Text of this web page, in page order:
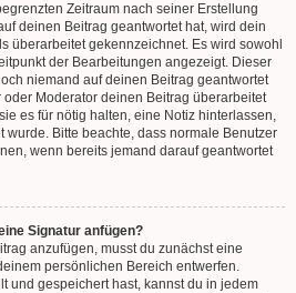
Zeitraum nach seiner Erstellung
deinen Beitrag geantwortet hat, wird dein
überarbeitet gekennzeichnet. Es wird sowohl
der Bearbeitungen angezeigt. Dieser
niemand auf deinen Beitrag geantwortet
oder Moderator deinen Beitrag überarbeitet
es für nötig halten, eine Notiz hinterlassen,
Bitte beachte, dass normale Benutzer
wenn bereits jemand darauf geantwortet
Signatur anfügen?
anzufügen, musst du zunächst eine
persönlichen Bereich entwerfen.
und gespeichert hast, kannst du in jedem